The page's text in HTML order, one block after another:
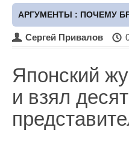
АРГУМЕНТЫ : ПОЧЕМУ
Сергей Привалов
Японский
и взял